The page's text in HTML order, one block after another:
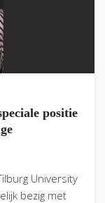
positie
University
bezig met